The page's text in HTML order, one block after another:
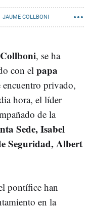
JAUME COLLBONI
, se ha
con el papa
encuentro privado,
hora, el líder
de la
Sede, Isabel
Seguridad, Albert
pontífice han
en la